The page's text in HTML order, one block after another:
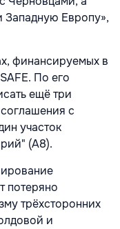
Западную Европу»,
финансируемых в
По его
ещё три
с
участок
(A8).
потеряно
трёхсторонних
и